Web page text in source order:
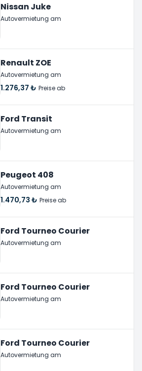
Nissan Juke
Autovermietung am
Renault ZOE
Autovermietung am
1.276,37 ₺ Preise ab
Ford Transit
Autovermietung am
Peugeot 408
Autovermietung am
1.470,73 ₺ Preise ab
Ford Tourneo Courier
Autovermietung am
Ford Tourneo Courier
Autovermietung am
Ford Tourneo Courier
Autovermietung am